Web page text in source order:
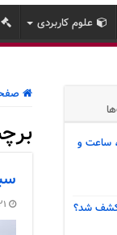
علوم کاربردی
ساعت و
کشف شد؟